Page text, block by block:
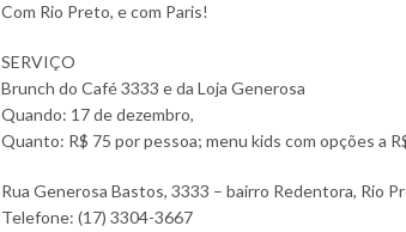
Com Rio Preto, e com Paris!
SERVIÇO
Brunch do Café 3333 e da Loja Generosa
Quando: 17 de dezembro,
Quanto: R$ 75 por pessoa; menu kids com opções a
Rua Generosa Bastos, 3333 – bairro Redentora, Rio
Telefone: (17) 3304-3667